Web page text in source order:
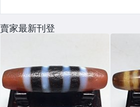
賣家最新刊登